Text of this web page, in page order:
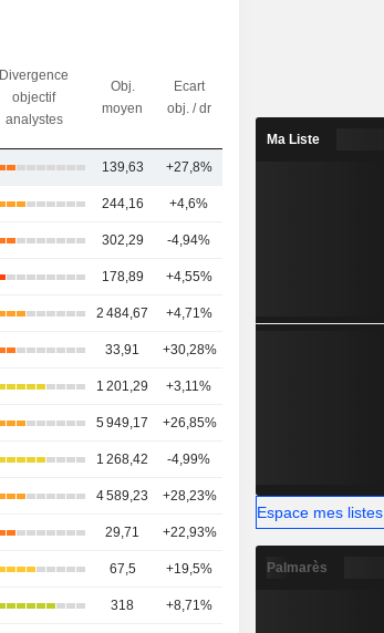
Divergence
objectif
analystes
Obj.
moyen
Ecart
obj. / dr
139,63 +27,8%
244,16 +4,6%
302,29 -4,94%
178,89 +4,55%
2 484,67 +4,71%
33,91 +30,28%
1 201,29 +3,11%
5 949,17 +26,85%
1 268,42 -4,99%
4 589,23 +28,23% 13
29,71 +22,93% 15
67,5 +19,5%
318 +8,71%
Ma Liste
Espace mes listes
Palmarès